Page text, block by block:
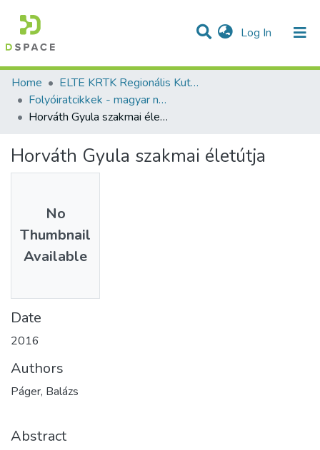
Log In (current)
Communities & Collections
Statistics
All of DSpace
Home
ELTE KRTK Regionális Kutatások Intézete
Folyóiratcikkek - magyar nyelvű (RKI)
Horváth Gyula szakmai életútja
Horváth Gyula szakmai életútja
No
Thumbnail
Available
Date
2016
Authors
Páger, Balázs
Abstract